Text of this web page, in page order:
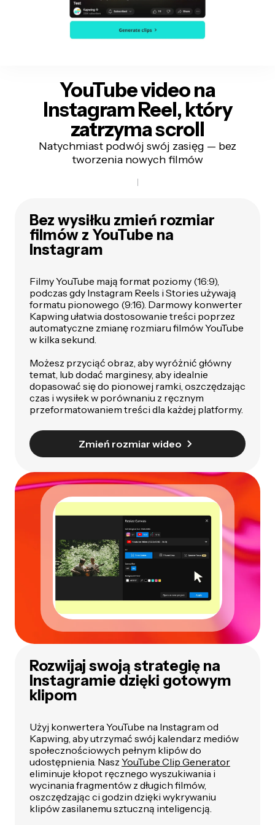
YouTube videona
Instagram Reel, który
zatrzyma scroll
Natychmiast podwój swój zasięg — bez
tworzenia nowych filmów
Bez wysiłku zmień rozmiar
filmów z YouTube na
Instagram
Filmy YouTube mają format poziomy (16:9),
podczas gdy Instagram Reels i Stories używają
formatu pionowego (9:16). Darmowy konwerter
Kapwing ułatwia dostosowanie treści poprzez
automatyczne zmianę rozmiaru filmów YouTube
w kilka sekund.
Możesz przyciąć obraz, aby wyróżnić główny
temat, lub dodać marginesy, aby idealnie
dopasować się do pionowej ramki, oszczędzając
czas i wysiłek w porównaniu z ręcznym
przeformatowaniem treści dla każdej platformy.
Zmień rozmiar wideo
Rozwijaj swoją strategię na
Instagramie dzięki gotowym
klipom
Użyj konwertera YouTube na Instagram od
Kapwing, aby utrzymać swój kalendarz mediów
społecznościowych pełnym klipów do
udostępnienia. Nasz YouTube Clip Generator
eliminuje kłopot ręcznego wyszukiwania i
wycinania fragmentów z długich filmów,
oszczędzając ci godzin dzięki wykrywaniu
klipów zasilanemu sztuczną inteligencją.